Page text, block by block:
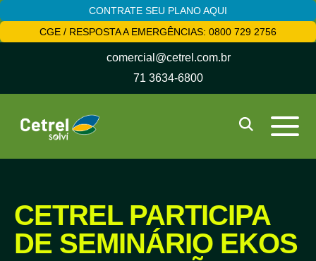
CONTRATE SEU PLANO AQUI
CGE / RESPOSTA A EMERGÊNCIAS: 0800 729 2756
comercial@cetrel.com.br
71 3634-6800
CETREL PARTICIPA
DE SEMINÁRIO EKOS